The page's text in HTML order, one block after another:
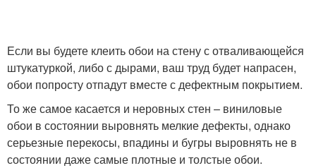
Если вы будете клеить обои на стену с отваливающейся
штукатуркой, либо с дырами, ваш труд будет напрасен,
обои попросту отпадут вместе с дефектным покрытием.
То же самое касается и неровных стен – виниловые
обои в состоянии выровнять мелкие дефекты, однако
серьезные перекосы, впадины и бугры выровнять не в
состоянии даже самые плотные и толстые обои.